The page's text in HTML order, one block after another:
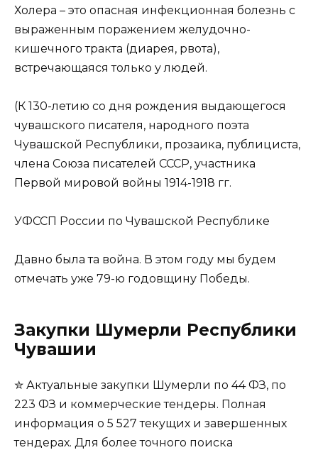
Холера – это опасная инфекционная болезнь с
выраженным поражением желудочно-
кишечного тракта (диарея, рвота),
встречающаяся только у людей.
(К 130-летию со дня рождения выдающегося
чувашского писателя, народного поэта
Чувашской Республики, прозаика, публициста,
члена Союза писателей СССР, участника
Первой мировой войны 1914-1918 гг.
УФССП России по Чувашской Республике
Давно была та война. В этом году мы будем
отмечать уже 79-ю годовщину Победы.
Закупки Шумерли Республики
Чувашии
✮ Актуальные закупки Шумерли по 44 ФЗ, по
223 ФЗ и коммерческие тендеры. Полная
информация о 5 527 текущих и завершенных
тендерах. Для более точного поиска